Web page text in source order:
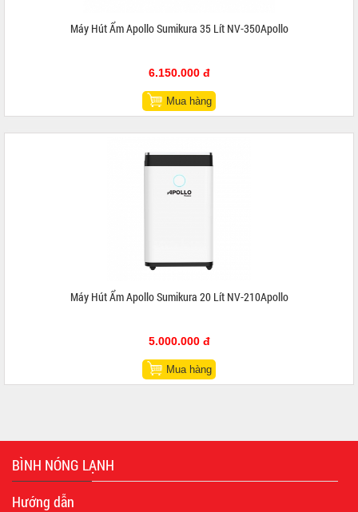
Máy Hút Ẩm Apollo Sumikura 35 Lít NV-350Apollo
6.150.000 đ
Mua hàng
Máy Hút Ẩm Apollo Sumikura 20 Lít NV-210Apollo
5.000.000 đ
Mua hàng
BÌNH NÓNG LẠNH
Hướng dẫn